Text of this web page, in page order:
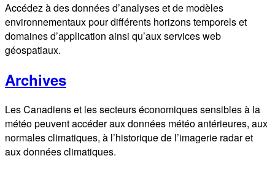
Accédez à des données d’analyses et de modèles
environnementaux pour différents horizons temporels et
domaines d’application ainsi qu’aux services web
géospatiaux.
Archives
Les Canadiens et les secteurs économiques sensibles à la
météo peuvent accéder aux données météo antérieures, aux
normales climatiques, à l’historique de l’imagerie radar et
aux données climatiques.